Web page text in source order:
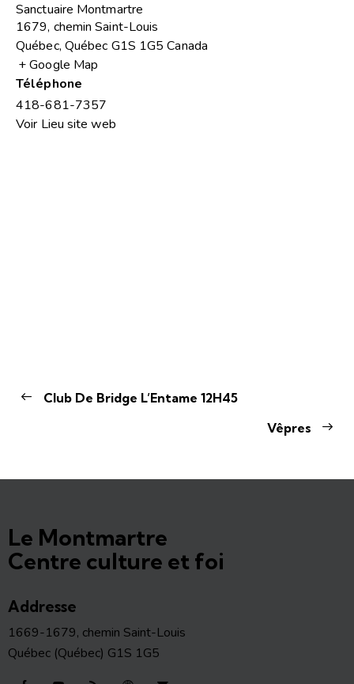
Sanctuaire Montmartre
1679, chemin Saint-Louis
Québec, Québec G1S 1G5 Canada
+ Google Map
Téléphone
418-681-7357
Voir Lieu site web
Club De Bridge L’Entame 12H45
Vêpres
Le Montmartre
Centre culture et foi
Addresse
1669-1679, chemin Saint-Louis
Québec (Québec) G1S 1G5